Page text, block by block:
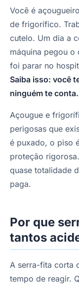
Você é
de frigorífico.
cutelo. Um dia a
máquina pegou
foi parar no
Saiba isso: você
ninguém te conta.
Açougue e
perigosas que
é puxado, o piso
proteção
quase totalidade
paga.
Por que
tantos
A serra-fita corta
tempo de reagir.